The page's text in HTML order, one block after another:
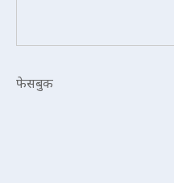
फेसबुक